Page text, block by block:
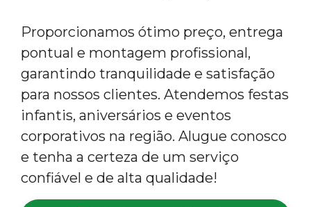
Proporcionamos ótimo preço, entrega
pontual e montagem profissional,
garantindo tranquilidade e satisfação
para nossos clientes. Atendemos festas
infantis, aniversários e eventos
corporativos na região. Alugue conosco
e tenha a certeza de um serviço
confiável e de alta qualidade!